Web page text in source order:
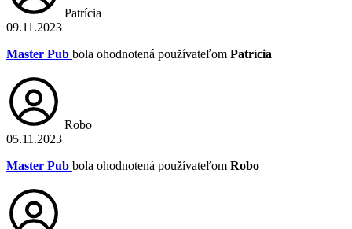
Patrícia
09.11.2023
Master Pub bola ohodnotená používateľom Patrícia
Robo
05.11.2023
Master Pub bola ohodnotená používateľom Robo